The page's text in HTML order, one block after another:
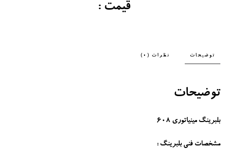
قیمت :
توضیحات نظرات (0)
توضیحات
بلبرینگ مینیاتوری 608
مشخصات فنی بلبرینگ: